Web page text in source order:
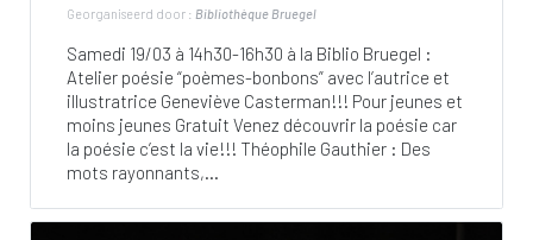
Georganiseerd door : Bibliothèque Bruegel
Samedi 19/03 à 14h30-16h30 à la Biblio Bruegel :
Atelier poésie “poèmes-bonbons” avec l’autrice et
illustratrice Geneviève Casterman!!! Pour jeunes et
moins jeunes Gratuit Venez découvrir la poésie car
la poésie c’est la vie!!! Théophile Gauthier : Des
mots rayonnants,...